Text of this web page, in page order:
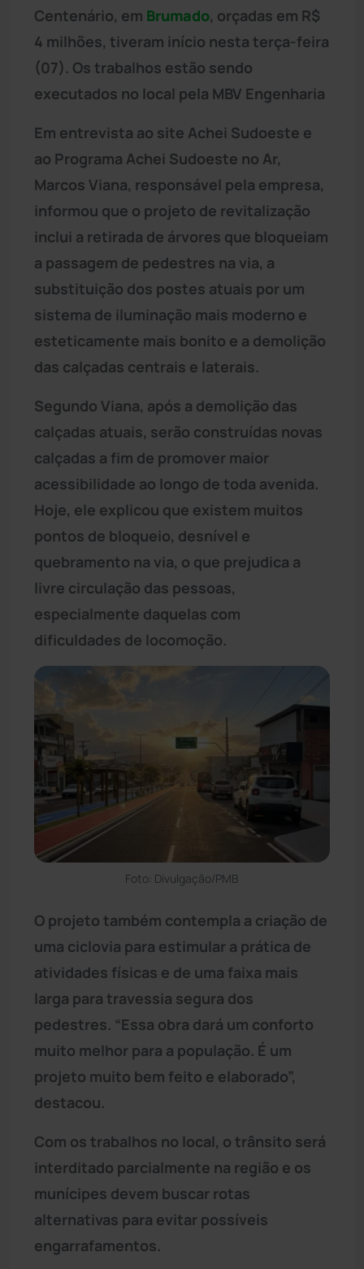
Centenário, em Brumado, orçadas em R$
4 milhões, tiveram início nesta terça-feira
(07). Os trabalhos estão sendo
executados no local pela MBV Engenharia
Em entrevista ao site Achei Sudoeste e
ao Programa Achei Sudoeste no Ar,
Marcos Viana, responsável pela empresa,
informou que o projeto de revitalização
inclui a retirada de árvores que bloqueiam
a passagem de pedestres na via, a
substituição dos postes atuais por um
sistema de iluminação mais moderno e
esteticamente mais bonito e a demolição
das calçadas centrais e laterais.
Segundo Viana, após a demolição das
calçadas atuais, serão construídas novas
calçadas a fim de promover maior
acessibilidade ao longo de toda avenida.
Hoje, ele explicou que existem muitos
pontos de bloqueio, desnível e
quebramento na via, o que prejudica a
livre circulação das pessoas,
especialmente daquelas com
dificuldades de locomoção.
Foto: Divulgação/PMB
O projeto também contempla a criação de
uma ciclovia para estimular a prática de
atividades físicas e de uma faixa mais
larga para travessia segura dos
pedestres. “Essa obra dará um conforto
muito melhor para a população. É um
projeto muito bem feito e elaborado”,
destacou.
Com os trabalhos no local, o trânsito será
interditado parcialmente na região e os
munícipes devem buscar rotas
alternativas para evitar possíveis
engarrafamentos.